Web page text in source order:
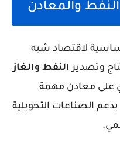
والمعادن
لاقتصاد شبه
وتصدير النفط والغاز
على معادن مهمة
الصناعات التحويلية